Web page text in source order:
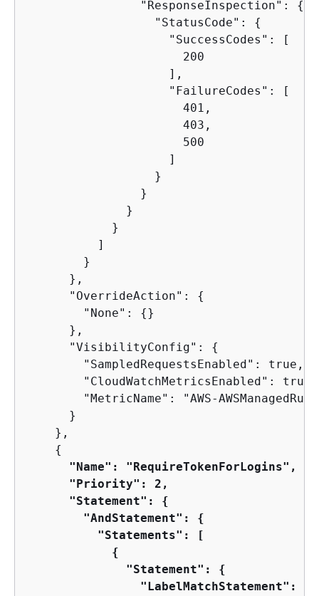
                "ResponseInspection":
{
                  "StatusCode":
{
                    "SuccessCodes": [
                      200
                    ],
                    "FailureCodes": [
                      401,
                      403,
                      500
                    ]
                  }
                }
              }
            }
          ]
        }
      },
      "OverrideAction":
{
        "None":
{}
      },
      "VisibilityConfig":
{
        "SampledRequestsEnabled": true,
        "CloudWatchMetricsEnabled": true,
"MetricName": "AWS-
      }
    },
{
"Name": "RequireTokenForLogins",
      "Priority": 2,
      "Statement":
{
        "AndStatement":
{
          "Statements": [
{
              "Statement":
{
                "LabelMatchStatement":